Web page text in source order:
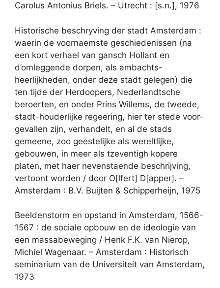
Carolus Antonius Briels. – Utrecht : [s.n.], 1976
Historische beschryving der stadt Amsterdam :
waerin de voornaemste geschiedenissen (na
een kort verhael van gansch Hollant en
d’omleggende dorpen, als ambachts-
heerlijkheden, onder deze stadt gelegen) die
ten tijde der Herdoopers, Nederlandtsche
beroerten, en onder Prins Willems, de tweede,
stadt-houderlijke regeering, hier ter stede voor-
gevallen zijn, verhandelt, en al de stads
gemeene, zoo geestelijke als wereltlijke,
gebouwen, in meer als tzeventigh kopere
platen, met haer nevenstaende beschrijving,
vertoont worden / door O[lfert] D[apper]. –
Amsterdam : B.V. Buijten & Schipperheijn, 1975
Beeldenstorm en opstand in Amsterdam, 1566-
1567 : de sociale opbouw en de ideologie van
een massabeweging / Henk F.K. van Nierop,
Michiel Wagenaar. – Amsterdam : Historisch
seminarium van de Universiteit van Amsterdam,
1973